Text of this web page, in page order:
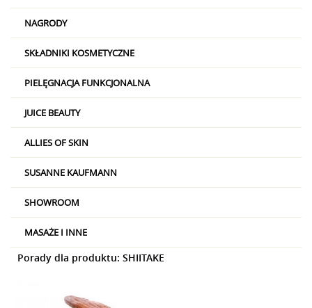
NAGRODY
SKŁADNIKI KOSMETYCZNE
PIELĘGNACJA FUNKCJONALNA
JUICE BEAUTY
ALLIES OF SKIN
SUSANNE KAUFMANN
SHOWROOM
MASAŻE I INNE
Porady dla produktu: SHIITAKE